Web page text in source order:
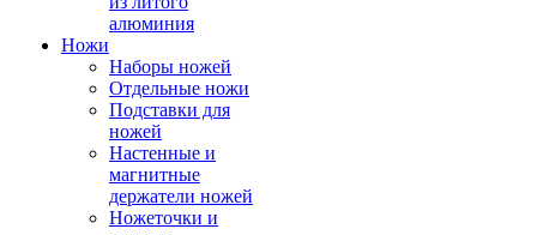
алюминия
Ножи
Наборы ножей
Отдельные ножи
Подставки для
ножей
Настенные и
магнитные
держатели ножей
Ножеточки и